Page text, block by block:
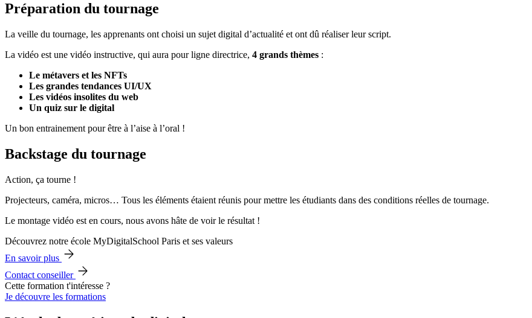
Préparation du tournage
La veille du tournage, les apprenants ont choisi un sujet digital d’actualité et ont dû réaliser leur script.
La vidéo est une vidéo instructive, qui aura pour ligne directrice, 4 grands thèmes :
Le métavers et les NFTs
Les grandes tendances UI/UX
Les vidéos insolites du web
Un quiz sur le digital
Un bon entrainement pour être à l’aise à l’oral !
Backstage du tournage
Action, ça tourne !
Projecteurs, caméra, micros… Tous les éléments étaient réunis pour mettre les étudiants dans des conditions réelles de tournage.
Le montage vidéo est en cours, nous avons hâte de voir le résultat !
Découvrez notre école MyDigitalSchool Paris et ses valeurs
En savoir plus
Contact conseiller
Cette formation t'intéresse ?
Je découvre les formations